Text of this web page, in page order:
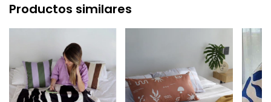
Productos similares